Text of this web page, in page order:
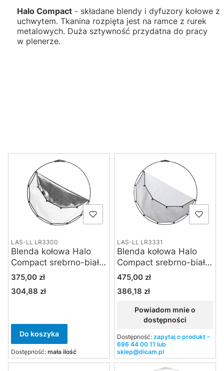
Halo Compact - składane blendy i dyfuzory kołowe z
uchwytem. Tkanina rozpięta jest na ramce z rurek
metalowych. Duża sztywność przydatna do pracy
w plenerze.
Lista produktów
LAS-LL LR3300
Blenda kołowa Halo
Compact srebrno-biała
składana 82 cm
Cena
375,00 zł
Cena
304,88 zł
Do koszyka
Dostępność: mała ilość
LAS-LL LR3331
Blenda kołowa Halo
Compact srebrno-biała
składana 98 cm
Cena
475,00 zł
Cena
386,18 zł
Powiadom mnie o
dostępności
Dostępność: zapytaj o produkt -
696 44 00 11 lub
sklep@dicam.pl